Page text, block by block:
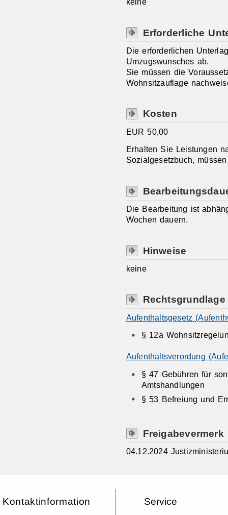
Erforderliche
Die erforderlichen
Umzugswunsches ab.
Sie müssen die
Wohnsitzauflage
Kosten
EUR 50,00
Erhalten Sie Leistungen
Sozialgesetzbuch,
Die Bearbeitung ist
Wochen dauern.
Hinweise
keine
Rechtsgrundlage
Aufenthaltsgesetz
§ 12a
Aufenthaltsverordung
§ 47 Gebühren für
Amtshandlungen
§ 53 Befreiung und
Freigabevermerk
04.12.2024
Kontaktinformation Service